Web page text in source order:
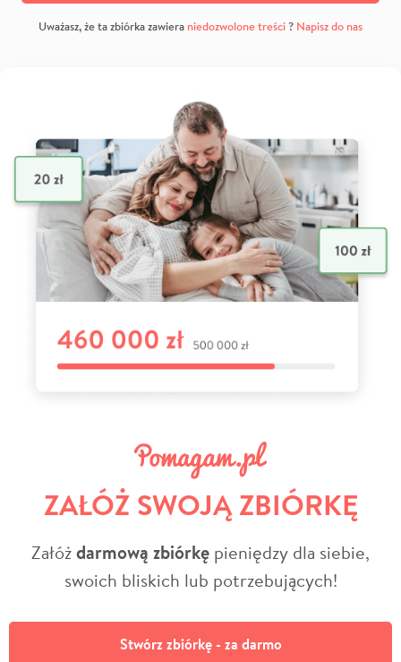
Uważasz, że ta zbiórka zawiera niedozwolone treści? Napisz do nas
ZAŁÓŻ SWOJĄ ZBIÓRKĘ
Załóżdarmową zbiórkę pieniędzy dla siebie,
swoich bliskich lub potrzebujących!
Stwórz zbiórkę - za darmo